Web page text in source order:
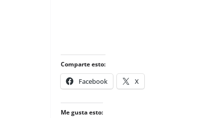
Comparte esto:
Facebook X
Me gusta esto: